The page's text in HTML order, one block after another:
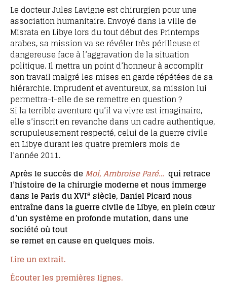
Le docteur Jules Lavigne est chirurgien pour une
association humanitaire. Envoyé dans la ville de
Misrata en Libye lors du tout début des Printemps
arabes, sa mission va se révéler très périlleuse et
dangereuse face à l’aggravation de la situation
politique. Il mettra un point d’honneur à accomplir
son travail malgré les mises en garde répétées de sa
hiérarchie. Imprudent et aventureux, sa mission lui
permettra-t-elle de se remettre en question ?
Si la terrible aventure qu’il va vivre est imaginaire,
elle s’inscrit en revanche dans un cadre authentique,
scrupuleusement respecté, celui de la guerre civile
en Libye durant les quatre premiers mois de
l’année 2011.
Après le succès de Moi, Ambroise Paré… qui retrace
l’histoire de la chirurgie moderne et nous immerge
dans le Paris du XVIe siècle, Daniel Picard nous
entraîne dans la guerre civile de Libye, en plein cœur
d’un système en profonde mutation, dans une
société où tout
se remet en cause en quelques mois.
Lire un extrait.
Écouter les premières lignes.